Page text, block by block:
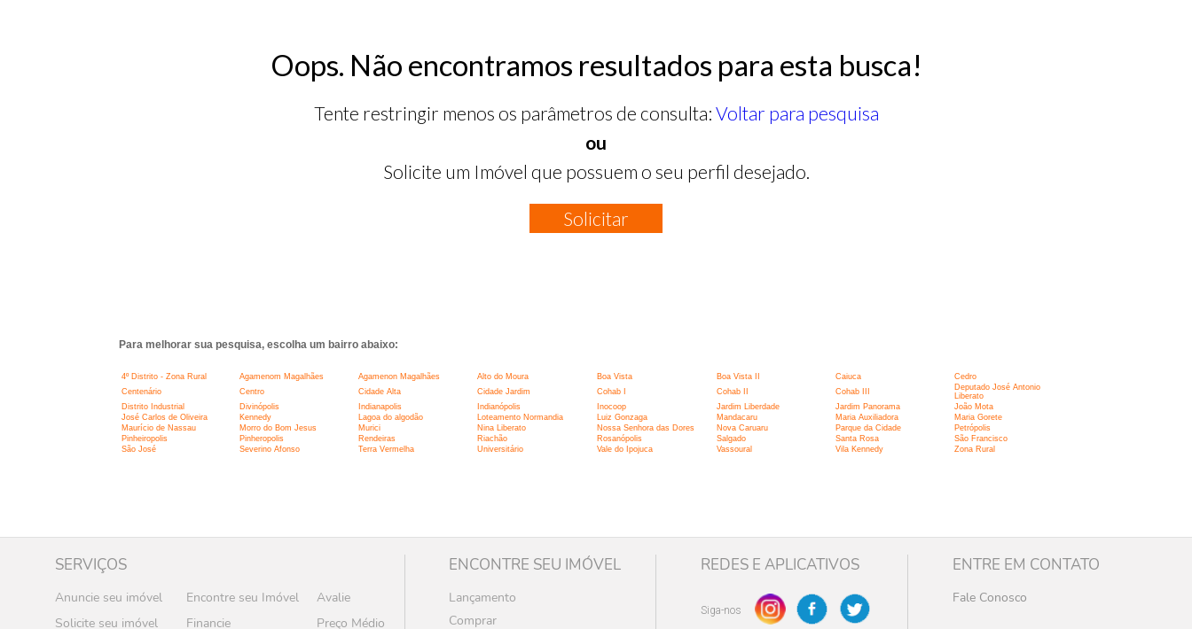
Oops. Não encontramos resultados para esta busca!
Tente restringir menos os parâmetros de consulta: Voltar para pesquisa
ou
Solicite um Imóvel que possuem o seu perfil desejado.
Solicitar
Para melhorar sua pesquisa, escolha um bairro abaixo:
4º Distrito - Zona Rural Agamenom Magalhães Agamenon Magalhães Alto do Moura Boa Vista Boa Vista II Caiuca
Cedro
Centenário
Centro Cidade Alta Cidade Jardim Cohab I Cohab II Cohab III
Deputado José Antonio
Liberato
Distrito Industrial
Divinópolis Indianapolis Indianópolis Inocoop Jardim Liberdade Jardim Panorama
João Mota
José Carlos de Oliveira
Kennedy Lagoa do algodão Loteamento Normandia Luiz Gonzaga Mandacaru Maria Auxiliadora
Maria Gorete
Maurício de Nassau
Morro do Bom Jesus Murici Nina Liberato Nossa Senhora das Dores Nova Caruaru Parque da Cidade
Petrópolis
Pinheiropolis
Pinheropolis Rendeiras Riachão Rosanópolis Salgado Santa Rosa
São Francisco
São José
Severino Afonso Terra Vermelha Universitário Vale do Ipojuca Vassoural Vila Kennedy Zona Rural
SERVIÇOS
Anuncie seu imóvel Encontre seu Imóvel
Avalie
Solicite seu imóvel
Financie Preço Médio
ENCONTRE SEU IMÓVEL
Lançamento
Comprar
REDES E APLICATIVOS
Siga-nos
ENTRE EM CONTATO
Fale Conosco